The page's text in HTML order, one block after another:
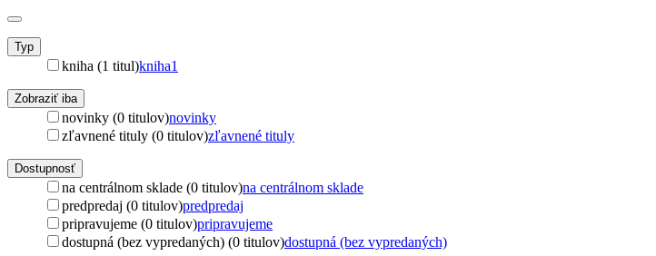
Typ
kniha (1 titul)kniha1
Zobraziť iba
novinky (0 titulov)novinky
zľavnené tituly (0 titulov)zľavnené tituly
Dostupnosť
na centrálnom sklade (0 titulov)na centrálnom sklade
predpredaj (0 titulov)predpredaj
pripravujeme (0 titulov)pripravujeme
dostupná (bez vypredaných) (0 titulov)dostupná (bez vypredaných)